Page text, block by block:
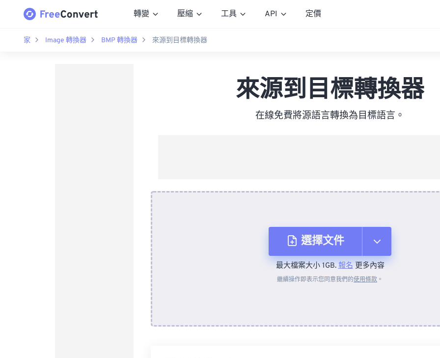
轉變 壓縮 工具 API 定價
家 Image 轉換器 BMP 轉換器 來源到目標轉換器
來源到目標轉換器
在線免費將源語言轉換為目標語言。
選擇文件
來自裝置
最大檔案大小 1GB.報名更多內容
繼續操作即表示您同意我們的使用條款 。